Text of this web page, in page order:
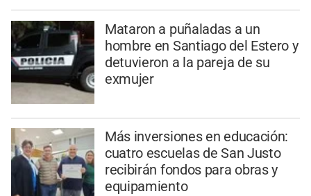
Mataron a puñaladas a un
hombre en Santiago del Estero y
detuvieron a la pareja de su
exmujer
Más inversiones en educación:
cuatro escuelas de San Justo
recibirán fondos para obras y
equipamiento